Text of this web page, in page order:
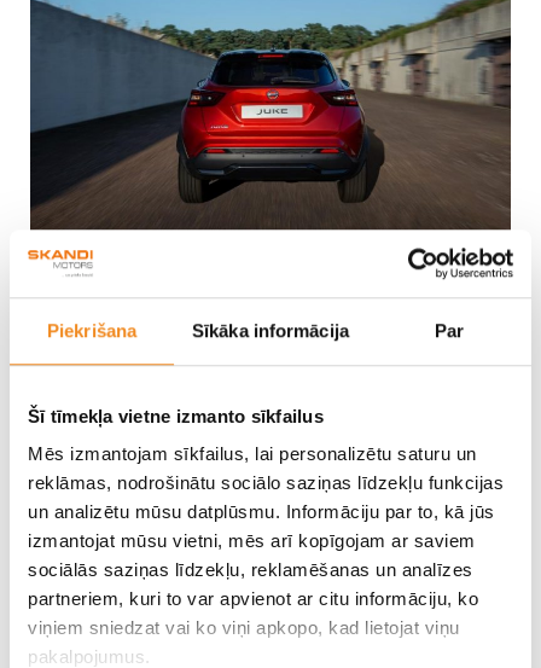
Piekrišana Sīkāka informācija Par
Šī tīmekļa vietne izmanto sīkfailus
Mēs izmantojam sīkfailus, lai personalizētu saturu un
reklāmas, nodrošinātu sociālo saziņas līdzekļu funkcijas
un analizētu mūsu datplūsmu. Informāciju par to, kā jūs
izmantojat mūsu vietni, mēs arī kopīgojam ar saviem
sociālās saziņas līdzekļu, reklamēšanas un analīzes
partneriem, kuri to var apvienot ar citu informāciju, ko
viņiem sniedzat vai ko viņi apkopo, kad lietojat viņu
pakalpojumus.
JUKE tagad ir aprīkots Nissan informatīvi izklaidējošo un
Inteliģentās mobilitātes tehnoloģijām, kas to padara par visu
laiku savienotāko Nissan modeli, dodot vadītājam pašam savu
vadības centru.
Nissan Inteliģentā mobilitāte
Nissan uzlabotā ProPILOT tehnoloģija, kas piedāvā
elektroniski atbalstītu stūres sistēmu, paātrinājumu un